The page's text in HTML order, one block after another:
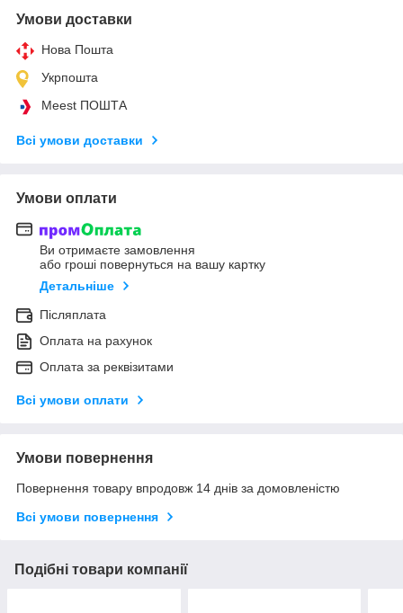
Умови доставки
Нова Пошта
Укрпошта
Meest ПОШТА
Всі умови доставки
Умови оплати
Ви отримаєте замовлення
або гроші повернуться на вашу картку
Детальніше
Післяплата
Оплата на рахунок
Оплата за реквізитами
Всі умови оплати
Умови повернення
Повернення товару впродовж 14 днів за домовленістю
Всі умови повернення
Подібні товари компанії